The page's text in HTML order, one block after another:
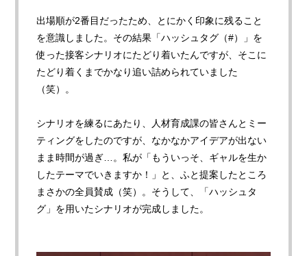
出場順が2番目だったため、とにかく印象に残ること
を意識しました。その結果「ハッシュタグ（#）」を
使った接客シナリオにたどり着いたんですが、そこに
たどり着くまでかなり追い詰められていました
（笑）。
シナリオを練るにあたり、人材育成課の皆さんとミー
ティングをしたのですが、なかなかアイデアが出ない
まま時間が過ぎ…。私が「もういっそ、ギャルを生か
したテーマでいきますか！」と、ふと提案したところ
まさかの全員賛成（笑）。そうして、「ハッシュタ
グ」を用いたシナリオが完成しました。